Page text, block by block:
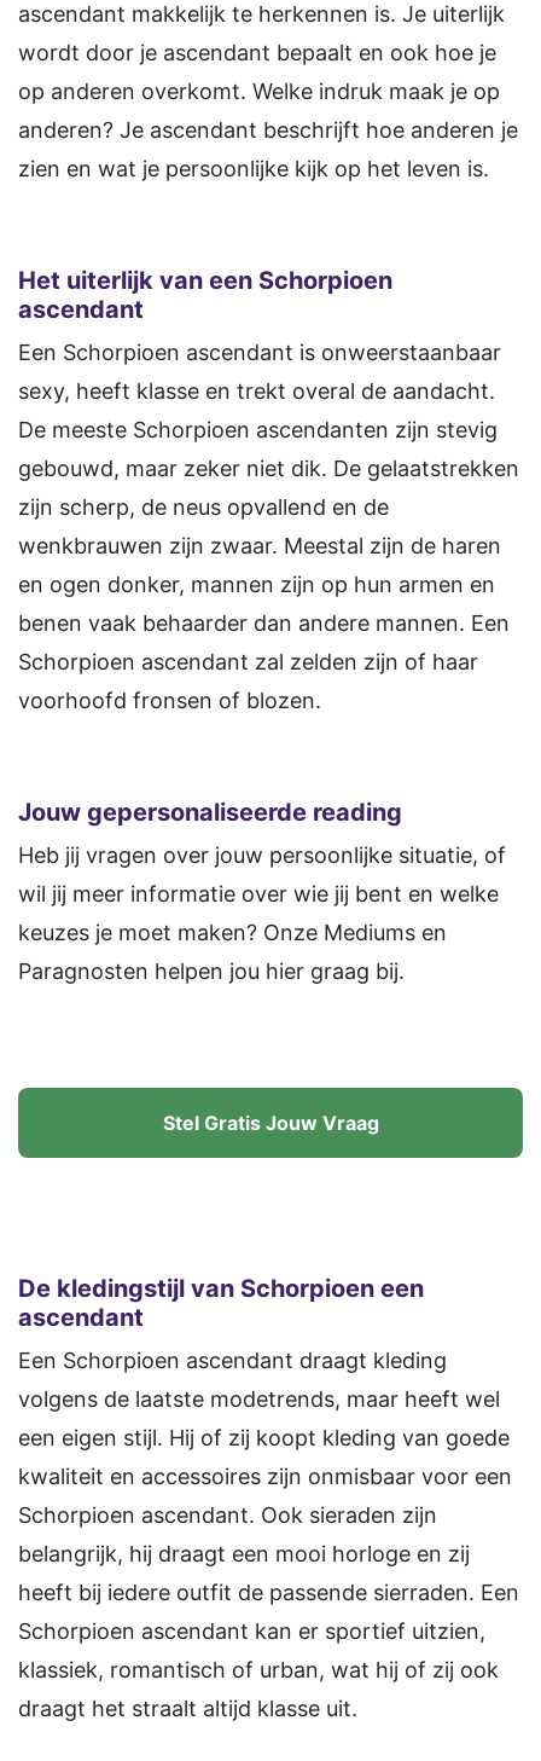
ascendant makkelijk te herkennen is. Je uiterlijk
wordt door je ascendant bepaalt en ook hoe je
op anderen overkomt. Welke indruk maak je op
anderen? Je ascendant beschrijft hoe anderen je
zien en wat je persoonlijke kijk op het leven is.
Het uiterlijk van een Schorpioen
ascendant
Een Schorpioen ascendant is onweerstaanbaar
sexy, heeft klasse en trekt overal de aandacht.
De meeste Schorpioen ascendanten zijn stevig
gebouwd, maar zeker niet dik. De gelaatstrekken
zijn scherp, de neus opvallend en de
wenkbrauwen zijn zwaar. Meestal zijn de haren
en ogen donker, mannen zijn op hun armen en
benen vaak behaarder dan andere mannen. Een
Schorpioen ascendant zal zelden zijn of haar
voorhoofd fronsen of blozen.
Jouw gepersonaliseerde reading
Heb jij vragen over jouw persoonlijke situatie, of
wil jij meer informatie over wie jij bent en welke
keuzes je moet maken? Onze Mediums en
Paragnosten helpen jou hier graag bij.
Stel Gratis Jouw Vraag
De kledingstijl van Schorpioen een
ascendant
Een Schorpioen ascendant draagt kleding
volgens de laatste modetrends, maar heeft wel
een eigen stijl. Hij of zij koopt kleding van goede
kwaliteit en accessoires zijn onmisbaar voor een
Schorpioen ascendant. Ook sieraden zijn
belangrijk, hij draagt een mooi horloge en zij
heeft bij iedere outfit de passende sierraden. Een
Schorpioen ascendant kan er sportief uitzien,
klassiek, romantisch of urban, wat hij of zij ook
draagt het straalt altijd klasse uit.